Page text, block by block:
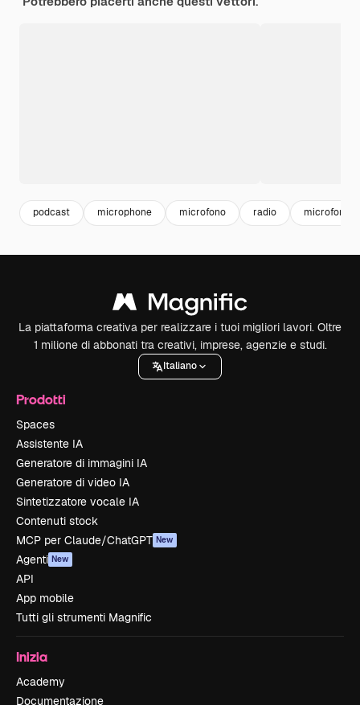
podcast microphone microfono radio microfono
La piattaforma creativa per realizzare i tuoi migliori lavori. Oltre
1 milione di abbonati tra creativi, imprese, agenzie e studi.
Italiano
Prodotti
Spaces
Assistente IA
Generatore di immagini IA
Generatore di video IA
Sintetizzatore vocale IA
Contenuti stock
MCP per Claude/ChatGPT New
Agenti New
API
App mobile
Tutti gli strumenti Magnific
Inizia
Academy
Documentazione